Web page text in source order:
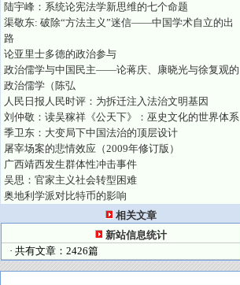
陆宇峰：系统论宪法学新思维的七个命题
渠敬东: 破除“方法主义”迷信——中国学术自立的出
路
论亚里士多德的政治参与
政治儒学与中国民主——论蒋庆、康晓光与徐复观的
政治儒学（陈弘
人民日报人民时评：为拆迁注入法治文明基因
刘仲敬：读吴稼祥《公天下》：巫史文化的世界体系
季卫东：大变局下中国法治的顶层设计
屠宰场案的悲情效应（2009年修订版）
广西靖西发生群体性冲击事件
吴思：官家主义社会转型困难
奥地利学派对比特币的影响
相关文章
新站信息统计
· 共有文章：2426篇